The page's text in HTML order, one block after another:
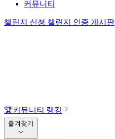
커뮤니티
챌린지 신청 챌린지 인증 게시판
🏆커뮤니티 랭킹
즐겨찾기